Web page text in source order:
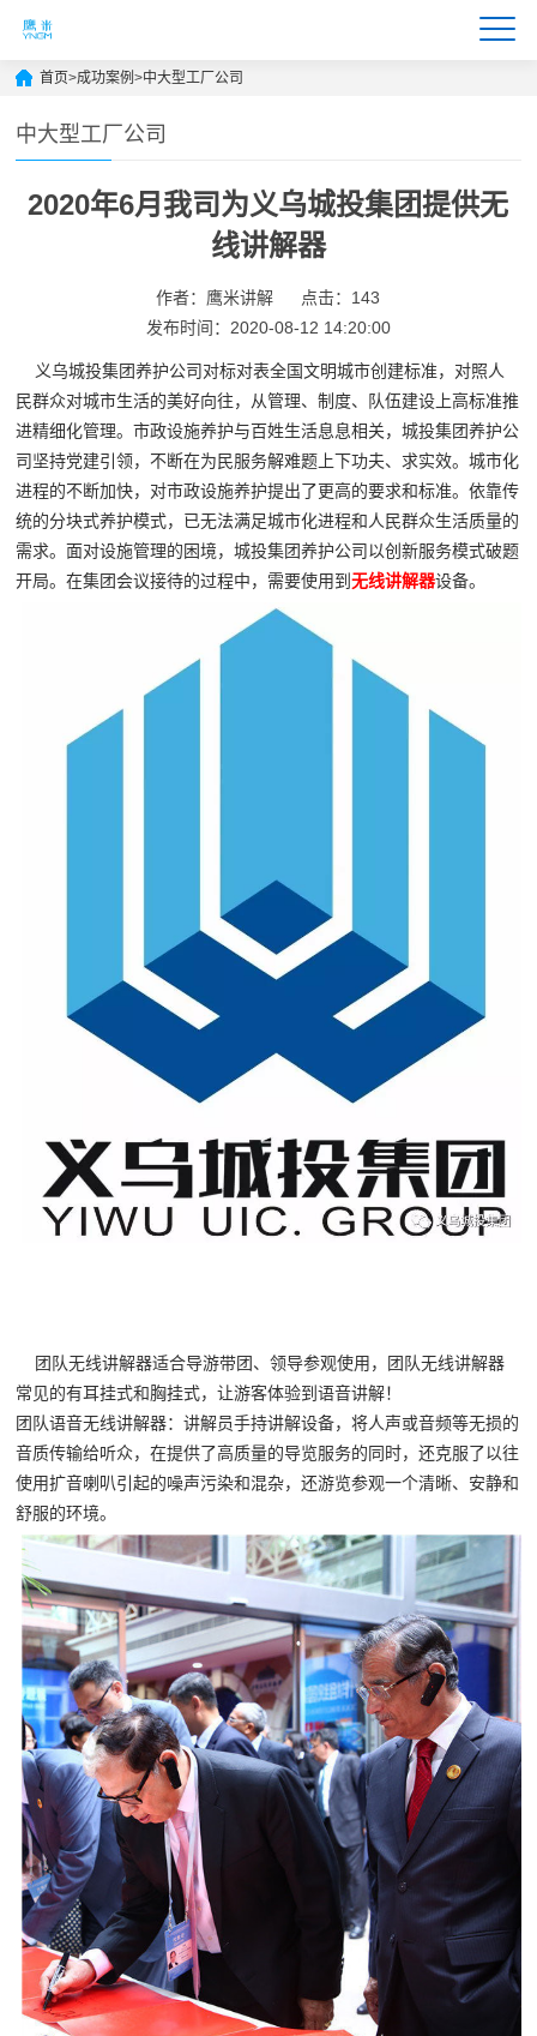
首页>成功案例>中大型工厂公司
中大型工厂公司
2020年6月我司为义乌城投集团提供无
线讲解器
作者：鹰米讲解
点击：143
发布时间：2020-08-12 14:20:00
义乌城投集团养护公司对标对表全国文明城市创建标准，对照人
民群众对城市生活的美好向往，从管理、制度、队伍建设上高标准推
进精细化管理。市政设施养护与百姓生活息息相关，城投集团养护公
司坚持党建引领，不断在为民服务解难题上下功夫、求实效。城市化
进程的不断加快，对市政设施养护提出了更高的要求和标准。依靠传
统的分块式养护模式，已无法满足城市化进程和人民群众生活质量的
需求。面对设施管理的困境，城投集团养护公司以创新服务模式破题
开局。在集团会议接待的过程中，需要使用到无线讲解器设备。
团队无线讲解器适合导游带团、领导参观使用，团队无线讲解器
常见的有耳挂式和胸挂式，让游客体验到语音讲解！
团队语音无线讲解器：讲解员手持讲解设备，将人声或音频等无损的
音质传输给听众，在提供了高质量的导览服务的同时，还克服了以往
使用扩音喇叭引起的噪声污染和混杂，还游览参观一个清晰、安静和
舒服的环境。